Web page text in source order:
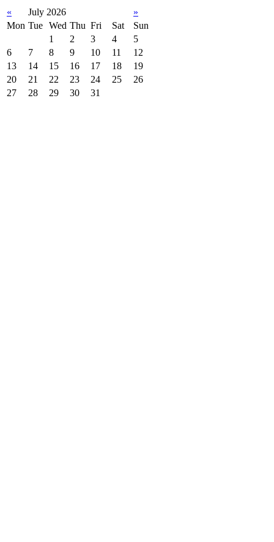
« July 2026
»
Mon Tue Wed Thu Fri Sat
Sun
1
2 3 4
5
6
7 8 9 10 11
12
13
14 15 16 17 18
19
20
21 22 23 24 25
26
27
28 29 30 31